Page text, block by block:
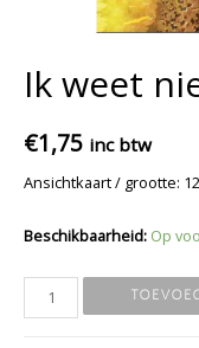
Ik weet
€1,75 inc btw
Ansichtkaart / grootte:
Beschikbaarheid: Op
weet